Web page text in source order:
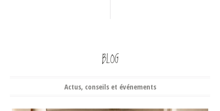
BLOG
Actus, conseils et événements